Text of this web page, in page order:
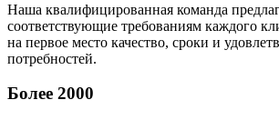
Наша квалифицированная команда
соответствующие требованиям каждого
на первое место качество, сроки и
потребностей.
Более 2000